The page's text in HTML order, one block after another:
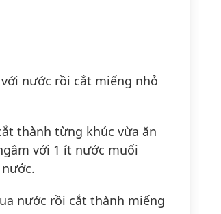
nước rồi cắt miếng nhỏ
thành từng khúc vừa ăn
với 1 ít nước muối
nước rồi cắt thành miếng